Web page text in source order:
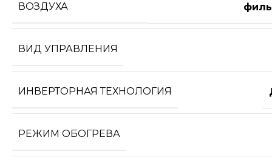
ВОЗДУХА
ВИД УПРАВЛЕНИЯ
ИНВЕРТОРНАЯ ТЕХНОЛОГИЯ
РЕЖИМ ОБОГРЕВА